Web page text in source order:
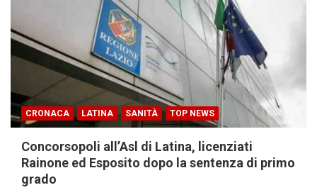
CRONACA LATINA SANITÀ TOP NEWS
Concorsopoli all’Asl di Latina, licenziati
Rainone ed Esposito dopo la sentenza di primo
grado